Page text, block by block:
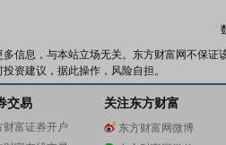
信息，与本站立场无关。东方财富网不保
资建议，据此操作，风险自担。